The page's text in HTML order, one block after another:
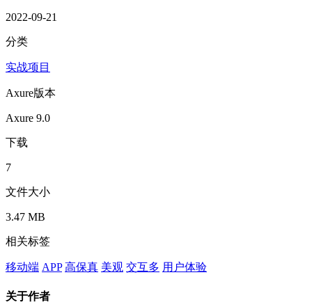
2022-09-21
分类
实战项目
Axure版本
Axure 9.0
下载
7
文件大小
3.47 MB
相关标签
移动端 APP 高保真 美观 交互多 用户体验
关于作者